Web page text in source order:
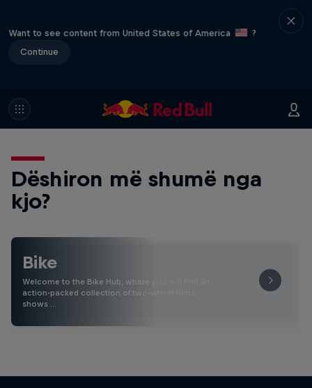
Want to see content from United States of America
?
Continue
Dëshiron më shumë nga
kjo?
Bike
Welcome to the Bike Hub, where you will find an
action-packed collection of two-wheel films,
shows …